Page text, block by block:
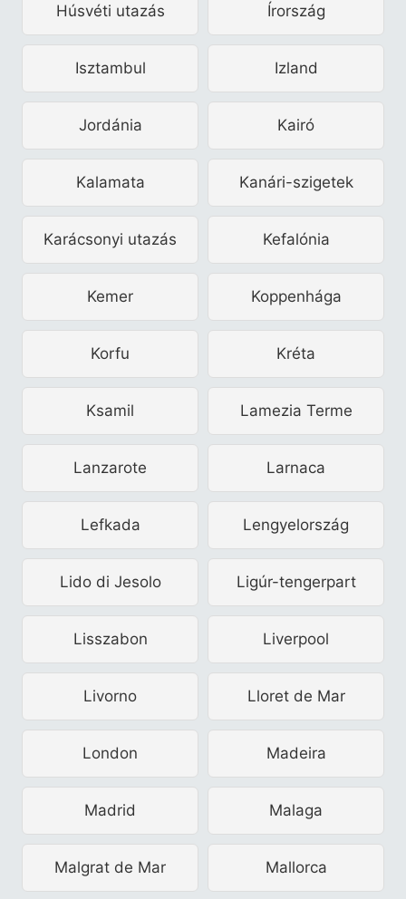
Húsvéti utazás Írország
Isztambul Izland
Jordánia Kairó
Kalamata Kanári-szigetek
Karácsonyi utazás Kefalónia
Kemer Koppenhága
Korfu Kréta
Ksamil Lamezia Terme
Lanzarote Larnaca
Lefkada Lengyelország
Lido di Jesolo Ligúr-tengerpart
Lisszabon Liverpool
Livorno Lloret de Mar
London Madeira
Madrid Malaga
Malgrat de Mar Mallorca